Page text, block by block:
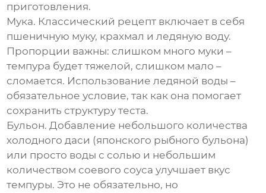
приготовления.
Мука. Классический рецепт включает в себя
пшеничную муку, крахмал и ледяную воду.
Пропорции важны: слишком много муки –
темпура будет тяжелой, слишком мало –
сломается. Использование ледяной воды –
обязательное условие, так как она помогает
сохранить структуру теста.
Бульон. Добавление небольшого количества
холодного даси (японского рыбного бульона)
или просто воды с солью и небольшим
количеством соевого соуса улучшает вкус
темпуры. Это не обязательно, но